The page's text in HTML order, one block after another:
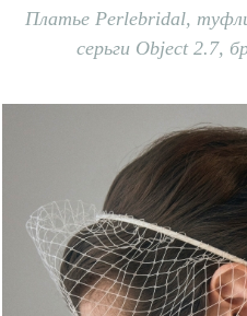
Платье Perlebridal, т
серьги Object 2.7, б